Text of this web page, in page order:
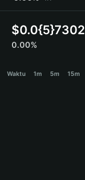
हिन्दी
Español
Português (Brasil)
$0.0{5}7302
0.00%
Waktu 1m 5m 15m